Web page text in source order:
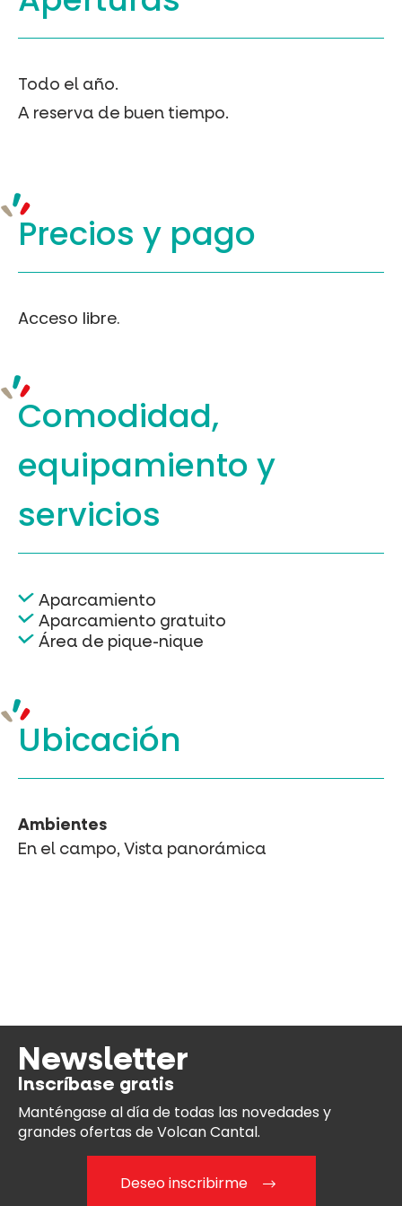
Todo el año.
A reserva de buen tiempo.
Precios y pago
Acceso libre.
Comodidad,
equipamientoy
servicios
Aparcamiento
Aparcamiento gratuito
Área de pique-nique
Ubicación
Ambientes
En el campo, Vista panorámica
-
>
sous)
Vial
et
la
Newsletter
Inscríbase gratis
Manténgase al díade todas las novedades y
grandes ofertas de Volcan Cantal.
Deseo inscribirme